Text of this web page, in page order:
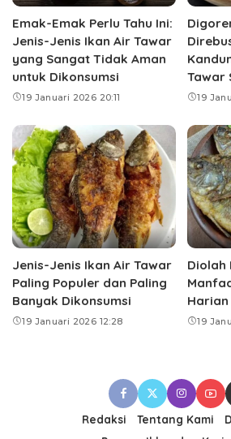
Emak-Emak Perlu Tahu Ini:
Jenis-Jenis Ikan Air Tawar
yang Sangat Tidak Aman
untuk Dikonsumsi
19 Januari 2026 20:11
Tawar
19
Jenis-Jenis Ikan Air Tawar
Paling Populer dan Paling
Banyak Dikonsumsi
19 Januari 2026 12:28
Diolah
19
Redaksi Tentang Kami